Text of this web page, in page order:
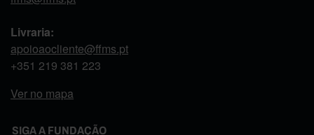
Livraria:
apoioaocliente@ffms.pt
+351 219 381 223
Ver no mapa
SIGA A FUNDAÇÃO